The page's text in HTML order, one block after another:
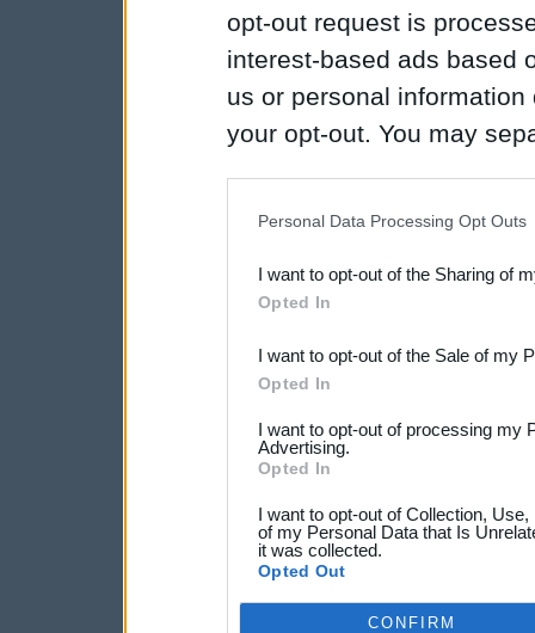
opt-out request is
interest-based ads based
us or personal
your opt-out. You may
Downstream Participants
third parties.
Personal Data Processing Opt Outs
I want to opt-out of the Sharing of
Opted In
I want to opt-out of the Sale of my
Opted In
I want to opt-out of processing my
Advertising.
Opted In
I want to opt-out of Collection,
of my Personal Data that Is
it was collected.
Opted Out
CONFIRM